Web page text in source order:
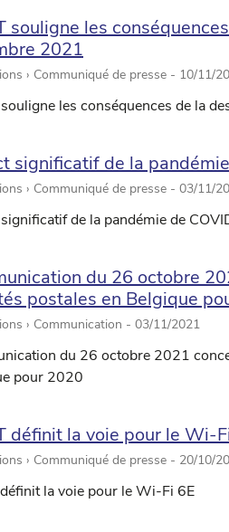
souligne les
2021
› Communiqué de presse - 10/11/
les conséquences de la
significatif de la
› Communiqué de presse - 03/11/
de la pandémie de
du 26 octobre
postales en Belgique
› Communication - 03/11/2021
du 26 octobre 2021
pour 2020
définit la voie pour le Wi-
› Communiqué de presse - 20/10/
définit la voie pour le Wi-Fi 6E